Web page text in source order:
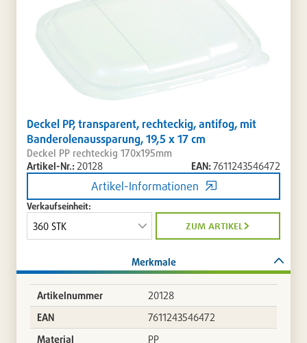
Deckel PP, transparent, rechteckig, antifog, mit
Banderolenaussparung, 19,5 x 17 cm
Deckel PP rechteckig 170x195mm
Artikel-Nr.: 20128 EAN:7611243546472
Artikel-Informationen
Verkaufseinheit:
zum artikel
Merkmale
Artikelnummer
20128
EAN
7611243546472
Material
PP